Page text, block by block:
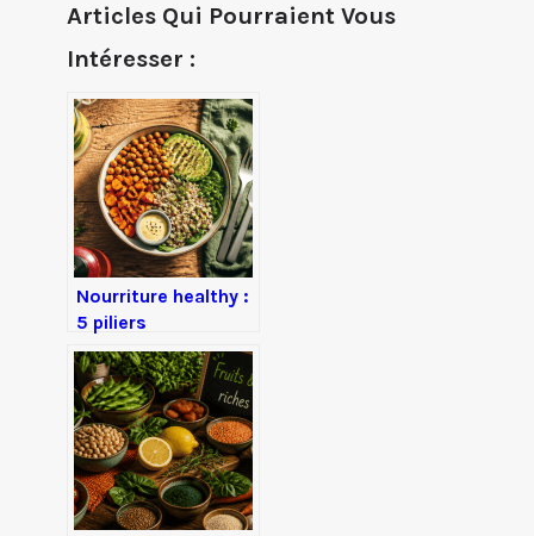
Articles Qui Pourraient Vous
Intéresser :
Nourriture healthy :
5 piliers
nutritionnels pour
transformer votre
assiette et votre
énergie